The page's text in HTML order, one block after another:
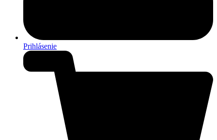
Prihlásenie